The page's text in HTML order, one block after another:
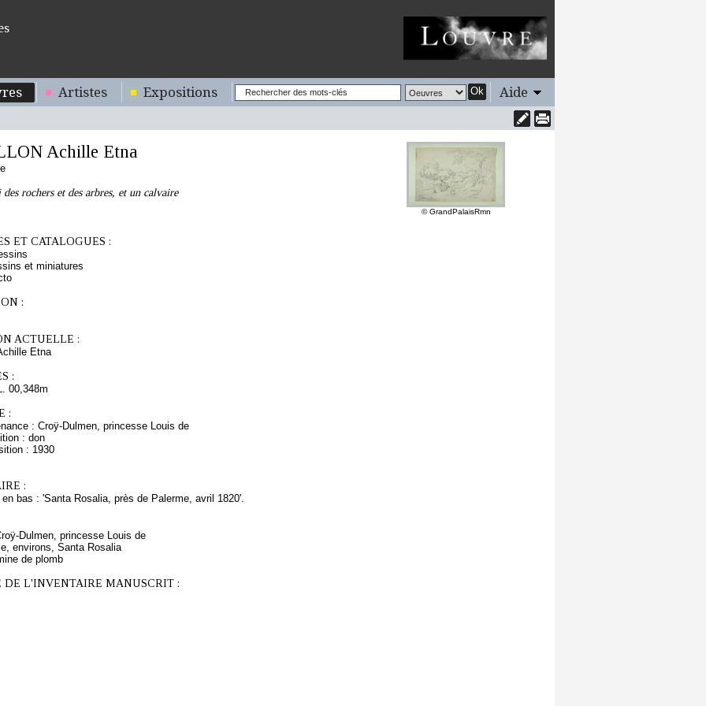
Artistes Expositions Ok Aide
© GrandPalaisRmn
Achille Etna
rochers et des arbres, et un calvaire
ET CATALOGUES :
et miniatures
:
ACTUELLE :
Etna
:
00,348m
:
: Croÿ-Dulmen, princesse Louis de
: don
: 1930
:
bas : 'Santa Rosalia, près de Palerme, avril 1820'.
Dulmen, princesse Louis de
environs, Santa Rosalia
de plomb
DE L'INVENTAIRE MANUSCRIT :